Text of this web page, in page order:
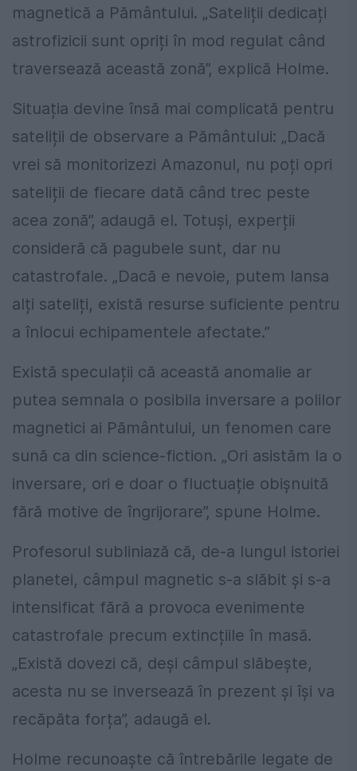
magnetică a Pământului. „Sateliții dedicați
astrofizicii sunt opriți în mod regulat când
traversează această zonă”, explică Holme.
Situația devine însă mai complicată pentru
sateliții de observare a Pământului: „Dacă
vrei să monitorizezi Amazonul, nu poți opri
sateliții de fiecare dată când trec peste
acea zonă”, adaugă el. Totuși, experții
consideră că pagubele sunt, dar nu
catastrofale. „Dacă e nevoie, putem lansa
alți sateliți, există resurse suficiente pentru
a înlocui echipamentele afectate.”
Există speculații că această anomalie ar
putea semnala o posibila inversare a polilor
magnetici ai Pământului, un fenomen care
sună ca din science-fiction. „Ori asistăm la o
inversare, ori e doar o fluctuație obișnuită
fără motive de îngrijorare”, spune Holme.
Profesorul subliniază că, de-a lungul istoriei
planetei, câmpul magnetic s-a slăbit și s-a
intensificat fără a provoca evenimente
catastrofale precum extincțiile în masă.
„Există dovezi că, deși câmpul slăbește,
acesta nu se inversează în prezent și își va
recăpăta forța”, adaugă el.
Holme recunoaște că întrebările legate de